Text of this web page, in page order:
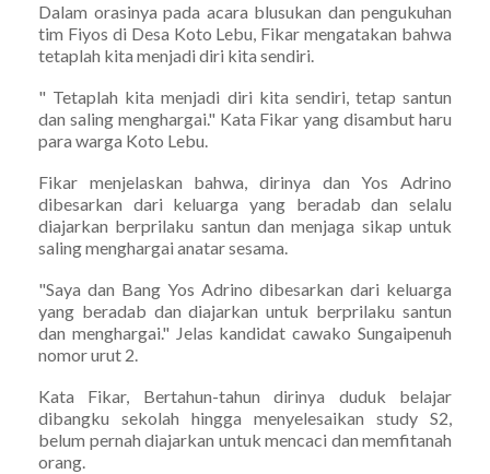
Dalam orasinya pada acara blusukan dan pengukuhan
tim Fiyos di Desa Koto Lebu, Fikar mengatakan bahwa
tetaplah kita menjadi diri kita sendiri.
" Tetaplah kita menjadi diri kita sendiri, tetap santun
dan saling menghargai." Kata Fikar yang disambut haru
para warga Koto Lebu.
Fikar menjelaskan bahwa, dirinya dan Yos Adrino
dibesarkan dari keluarga yang beradab dan selalu
diajarkan berprilaku santun dan menjaga sikap untuk
saling menghargai anatar sesama.
"Saya dan Bang Yos Adrino dibesarkan dari keluarga
yang beradab dan diajarkan untuk berprilaku santun
dan menghargai." Jelas kandidat cawako Sungaipenuh
nomor urut 2.
Kata Fikar, Bertahun-tahun dirinya duduk belajar
dibangku sekolah hingga menyelesaikan study S2,
belum pernah diajarkan untuk mencaci dan memfitanah
orang.